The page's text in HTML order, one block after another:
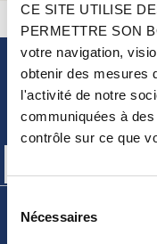
CE SITE UTILISE
PERMETTRE SON
votre navigation,
obtenir des mesures
l'activité de notre
communiquées à
contrôle sur ce que
Nécessaires
nos